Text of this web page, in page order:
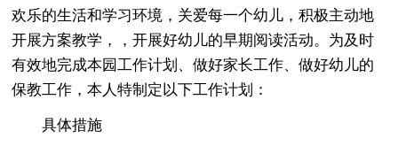
欢乐的生活和学习环境，关爱每一个幼儿，积极主动地
开展方案教学，，开展好幼儿的早期阅读活动。为及时
有效地完成本园工作计划、做好家长工作、做好幼儿的
保教工作，本人特制定以下工作计划：
具体措施